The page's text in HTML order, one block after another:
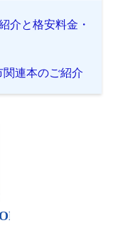
介と格安料金・
関連本のご紹介